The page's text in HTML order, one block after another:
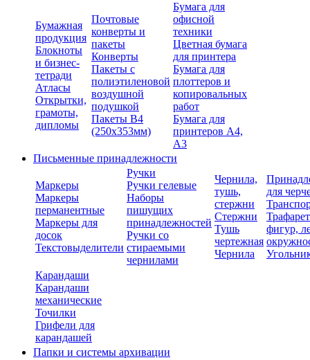
Бумажная
продукция
Блокноты
и бизнес-
тетради
Атласы
Открытки,
грамоты,
дипломы
Почтовые
конверты и
пакеты
Конверты
Пакеты с
полиэтиленовой
воздушной
подушкой
Пакеты В4
(250х353мм)
Бумага для
офисной
техники
Цветная бумага
для принтера
Бумага для
плоттеров и
копировальных
работ
Бумага для
принтеров А4,
А3
Письменные принадлежности
Маркеры
Маркеры
перманентные
Маркеры для
досок
Текстовыделители
Ручки
Ручки гелевые
Наборы
пишущих
принадлежностей
Ручки со
стираемыми
чернилами
Чернила,
тушь,
стержни
Стержни
Тушь
чертежная
Чернила
для
фигур,
Карандаши
Карандаши
механические
Точилки
Грифели для
карандашей
Папки и системы архивации